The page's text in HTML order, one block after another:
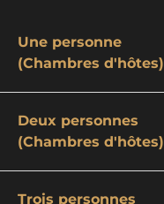
Une personne
(Chambres d'hôtes)
Deux personnes
(Chambres d'hôtes)
Trois personnes